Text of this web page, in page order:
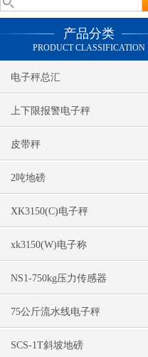
产品分类
PRODUCT CLASSIFICATION
电子秤总汇
上下限报警电子秤
皮带秤
2吨地磅
XK3150(C)电子秤
xk3150(W)电子称
NS1-750kg压力传感器
75公斤流水线电子秤
SCS-1T斜坡地磅